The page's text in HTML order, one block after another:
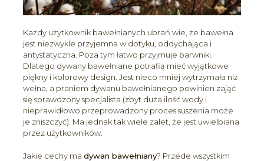
Każdy użytkownik bawełnianych ubrań wie, że bawełna
jest niezwykle przyjemna w dotyku, oddychająca i
antystatyczna. Poza tym łatwo przyjmuje barwniki.
Dlatego dywany bawełniane potrafią mieć wyjątkowe
piękny i kolorowy design. Jest nieco mniej wytrzymała niż
wełna, a praniem dywanu bawełnianego powinien zająć
się sprawdzony specjalista (zbyt duża ilość wody i
nieprawidłowo przeprowadzony proces suszenia może
je zniszczyć). Ma jednak tak wiele zalet, że jest uwielbiana
przez użytkowników.
Jakie cechy ma dywan bawełniany? Przede wszystkim